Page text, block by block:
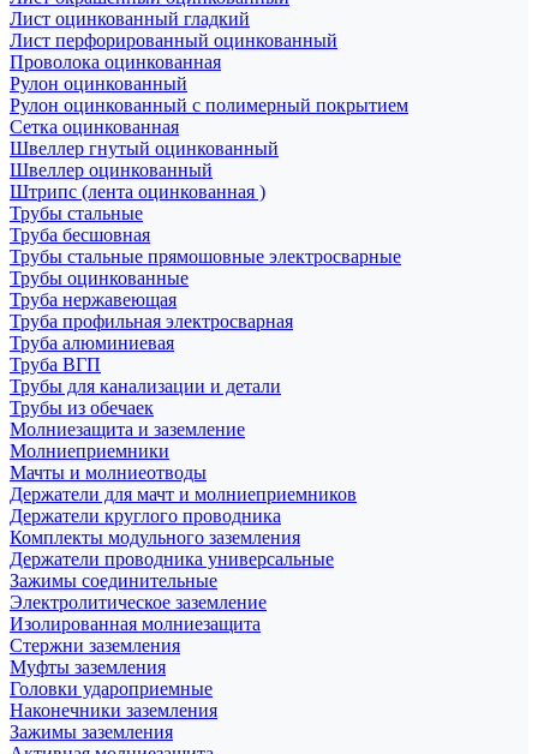
Лист оцинкованный гладкий
Лист перфорированный оцинкованный
Проволока оцинкованная
Рулон оцинкованный
Рулон оцинкованный с полимерный покрытием
Сетка оцинкованная
Швеллер гнутый оцинкованный
Швеллер оцинкованный
Штрипс (лента оцинкованная )
Трубы стальные
Труба бесшовная
Трубы стальные прямошовные электросварные
Трубы оцинкованные
Труба нержавеющая
Труба профильная электросварная
Труба алюминиевая
Труба ВГП
Трубы для канализации и детали
Трубы из обечаек
Молниезащита и заземление
Молниеприемники
Мачты и молниеотводы
Держатели для мачт и молниеприемников
Держатели круглого проводника
Комплекты модульного заземления
Держатели проводника универсальные
Зажимы соединительные
Электролитическое заземление
Изолированная молниезащита
Стержни заземления
Муфты заземления
Головки удароприемные
Наконечники заземления
Зажимы заземления